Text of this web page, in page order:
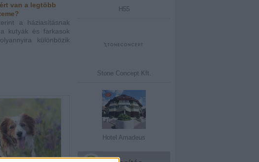
van a legtöbb
a háziasításnak
kutyák és farkasok
különbözik
H55
Stone Concept Kft.
Hotel Amadeus